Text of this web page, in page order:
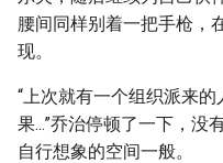
腰间同样别着一把手枪，
现。
“上次就有一个组织派来
果...”乔治停顿了一下，没
自行想象的空间一般。